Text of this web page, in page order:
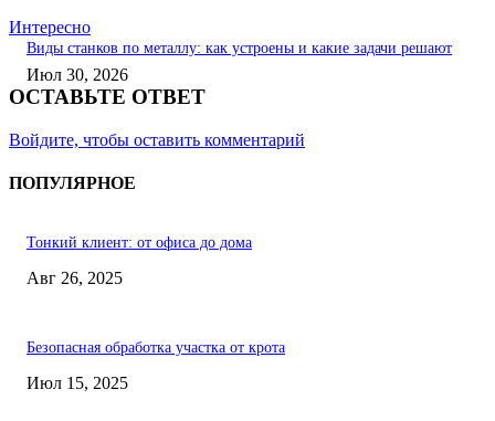
Интересно
Виды станков по металлу: как устроены и какие задачи решают
Июл 30, 2026
ОСТАВЬТЕ ОТВЕТ
Войдите, чтобы оставить комментарий
ПОПУЛЯРНОЕ
Тонкий клиент: от офиса до дома
Авг 26, 2025
Безопасная обработка участка от крота
Июл 15, 2025